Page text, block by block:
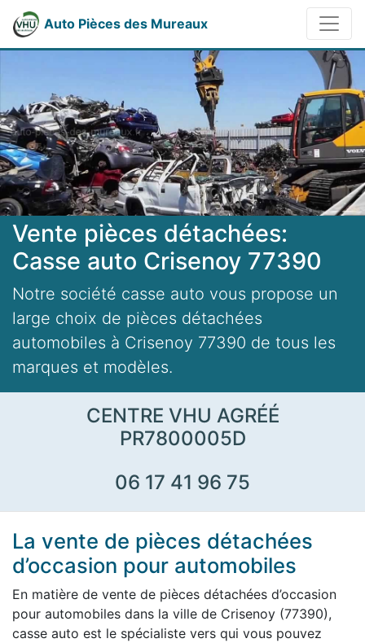
Auto Pièces des Mureaux
Vente pièces détachées:
Casse auto Crisenoy 77390
Notre société casse auto vous propose un
large choix de pièces détachées
automobiles à Crisenoy 77390 de tous les
marques et modèles.
CENTRE VHU AGRÉÉ
PR7800005D
06 17 41 96 75
La vente de pièces détachées
d’occasion pour automobiles
En matière de vente de pièces détachées d’occasion
pour automobiles dans la ville de Crisenoy (77390),
casse auto est le spécialiste vers qui vous pouvez